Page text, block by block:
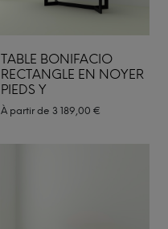
TABLE BONIFACIO
RECTANGLE EN NOYER
PIEDS Y
À partir de 3 189,00 €